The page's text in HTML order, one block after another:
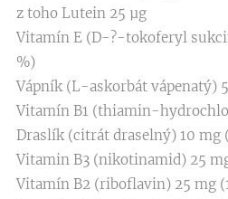
z toho Lutein 25 µg
Vitamín E (D-?-tokoferyl
%)
Vápník (L-askorbát vápenatý)
Vitamín B1 (thiamin-
Draslík (citrát draselný) 10 mg
Vitamin B3 (nikotinamid) 25
Vitamín B2 (riboflavin) 25 mg